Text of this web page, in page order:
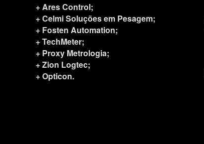
+ Ares Control;
+ Celmi Soluções em Pesagem;
+ Fosten Automation;
+ TechMeter;
+ Proxy Metrologia;
+ Zion Logtec;
+ Opticon.